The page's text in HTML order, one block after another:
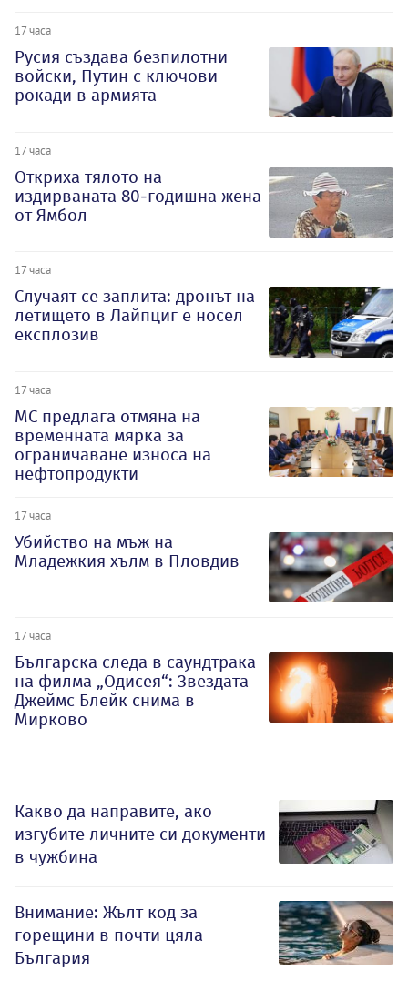
17 часа
Русия създава безпилотни
войски, Путин с ключови
рокади в армията
17 часа
Откриха тялото на
издирваната 80-годишна жена
от Ямбол
17 часа
Случаят се заплита: дронът на
летището в Лайпциг е носел
експлозив
17 часа
МС предлага отмяна на
временната мярка за
ограничаване износа на
нефтопродукти
17 часа
Убийство на мъж на
Младежкия хълм в Пловдив
17 часа
Българска следа в саундтрака
на филма „Одисея“: Звездата
Джеймс Блейк снима в
Мирково
Какво да направите, ако
изгубите личните си документи
в чужбина
Внимание: Жълт код за
горещини в почти цяла
България